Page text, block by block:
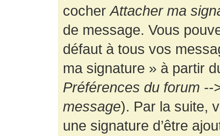
cocherAttacher ma
de message. Vous
défaut à tous vos
ma signature » à partir
Préférences du forum
message). Par la suite,
une signature d’être